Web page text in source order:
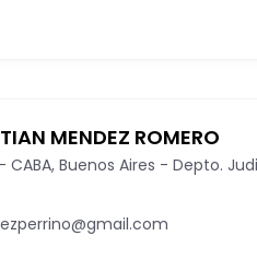
MENDEZ ROMERO
CABA, Buenos Aires - Depto.